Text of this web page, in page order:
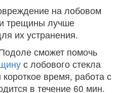
на лобовом
трещины лучше
их устранения.
сможет помочь
с лобового стекла
время, работа с
в течение 60 мин.